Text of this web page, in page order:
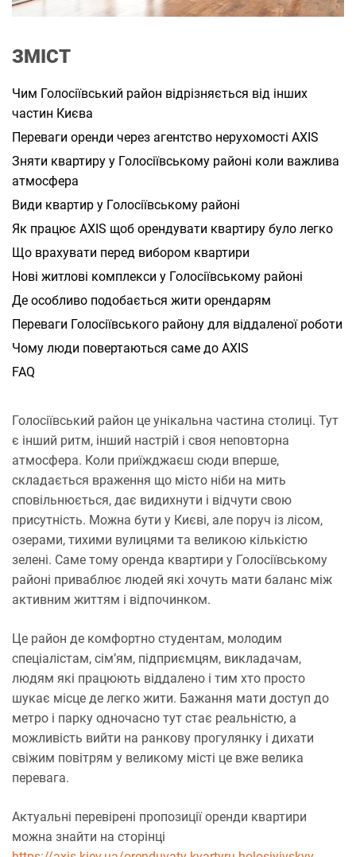
а
н
ЗМІСТ
Чим Голосіївський район відрізняється від інших
частин Києва
Переваги оренди через агентство нерухомості AXIS
Зняти квартиру у Голосіївському районі коли важлива
атмосфера
Види квартир у Голосіївському районі
Як працює AXIS щоб орендувати квартиру було легко
Що врахувати перед вибором квартири
Нові житлові комплекси у Голосіївському районі
Де особливо подобається жити орендарям
Переваги Голосіївського району для віддаленої роботи
Чому люди повертаються саме до AXIS
FAQ
Голосіївський район це унікальна частина столиці. Тут
є інший ритм, інший настрій і своя неповторна
атмосфера. Коли приїжджаєш сюди вперше,
складається враження що місто ніби на мить
сповільнюється, дає видихнути і відчути свою
присутність. Можна бути у Києві, але поруч із лісом,
озерами, тихими вулицями та великою кількістю
зелені. Саме тому оренда квартири у Голосіївському
районі приваблює людей які хочуть мати баланс між
активним життям і відпочинком.
Це район де комфортно студентам, молодим
спеціалістам, сім’ям, підприємцям, викладачам,
людям які працюють віддалено і тим хто просто
шукає місце де легко жити. Бажання мати доступ до
метро і парку одночасно тут стає реальністю, а
можливість вийти на ранкову прогулянку і дихати
свіжим повітрям у великому місті це вже велика
перевага.
Актуальні перевірені пропозиції оренди квартири
можна знайти на сторінці